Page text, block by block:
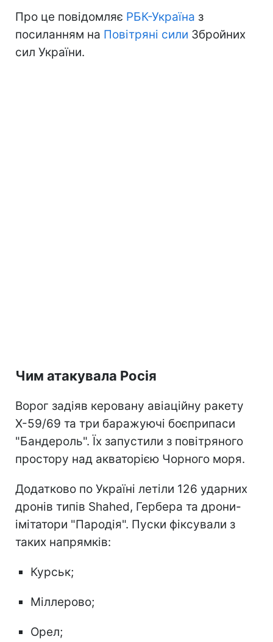
Про це повідомляє РБК-Україна з
посиланням на Повітряні сили Збройних
сил України.
Чим атакувала Росія
Ворог задіяв керовану авіаційну ракету
Х-59/69 та три баражуючі боєприпаси
"Бандероль". Їх запустили з повітряного
простору над акваторією Чорного моря.
Додатково по Україні летіли 126 ударних
дронів типів Shahed, Гербера та дрони-
імітатори "Пародія". Пуски фіксували з
таких напрямків:
Курськ;
Міллерово;
Орел;